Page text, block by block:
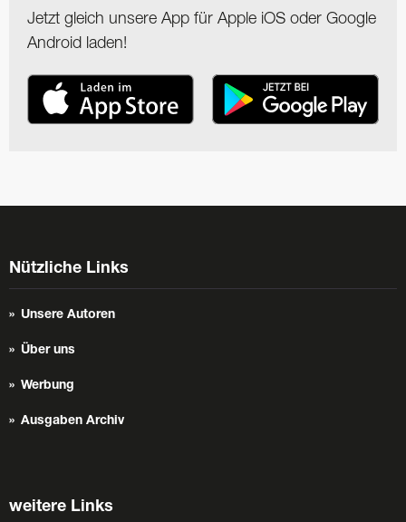
Jetzt gleich unsere App für Apple iOS oder Google
Android laden!
Nützliche Links
Unsere Autoren
Über uns
Werbung
Ausgaben Archiv
weitere Links